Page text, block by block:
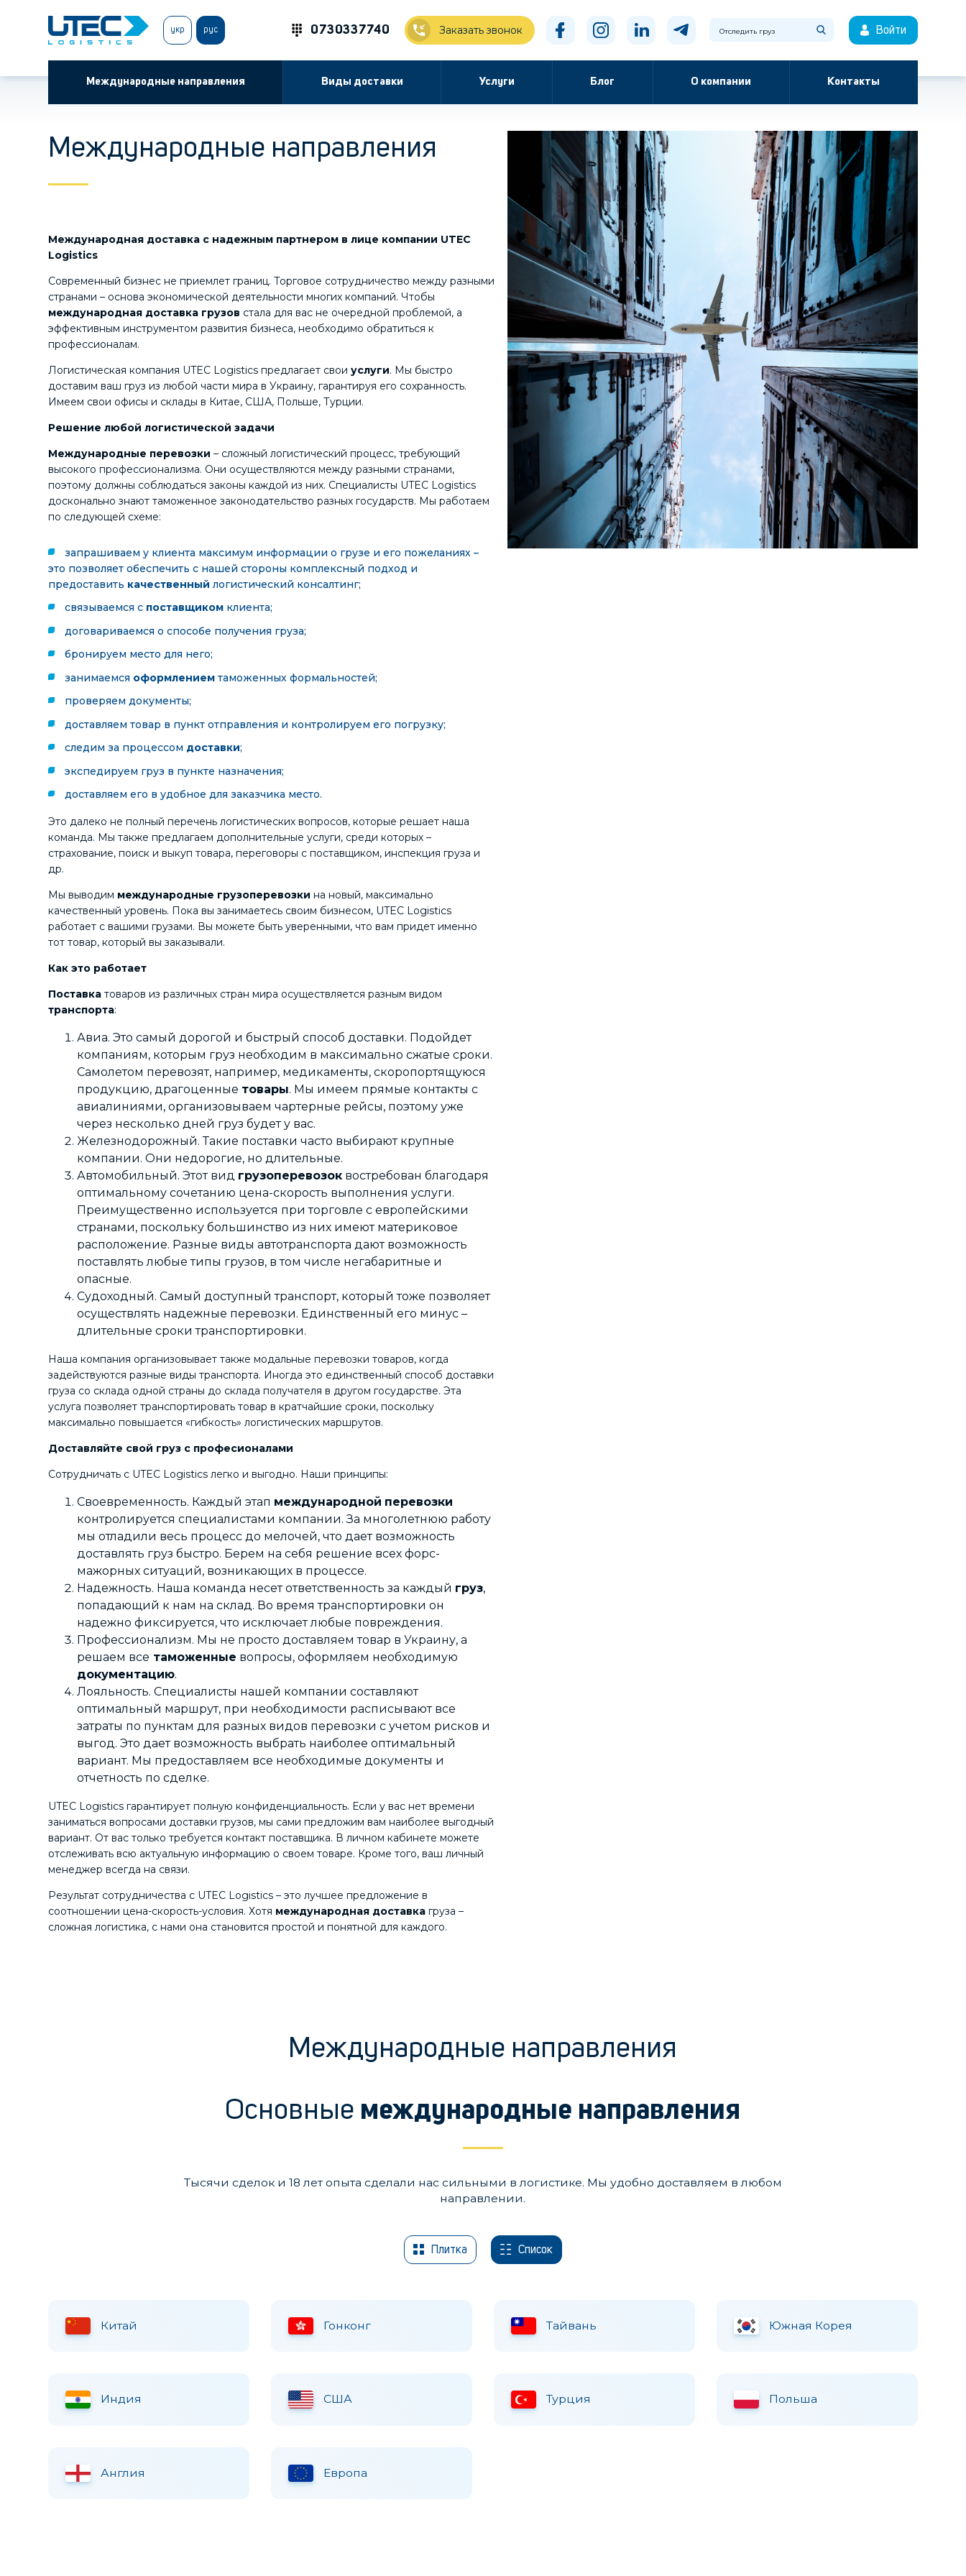
укр рус 0730337740 Заказать звонок Войти
Международные направления Виды доставки Услуги Блог О компании Контакты
Международные направления
Международная доставка с надежным партнером в лице компании UTEC
Logistics
Современный бизнес не приемлет границ. Торговое сотрудничество между разными
странами – основа экономической деятельности многих компаний. Чтобы
международная доставка грузов стала для вас не очередной проблемой, а
эффективным инструментом развития бизнеса, необходимо обратиться к
профессионалам.
Логистическая компания UTEC Logistics предлагает своиуслуги. Мы быстро
доставим ваш груз из любой части мира в Украину, гарантируя его сохранность.
Имеем свои офисы и склады в Китае, США, Польше, Турции.
Решение любой логистической задачи
Международные перевозки – сложный логистический процесс, требующий
высокого профессионализма. Они осуществляются между разными странами,
поэтому должны соблюдаться законы каждой из них. Специалисты UTEC Logistics
досконально знают таможенное законодательство разных государств. Мы работаем
по следующей схеме:
запрашиваем у клиента максимум информации о грузе и его пожеланиях –
это позволяет обеспечить с нашей стороны комплексный подход и
предоставить качественный логистический консалтинг;
связываемся с поставщиком клиента;
договариваемся о способе получения груза;
бронируем место для него;
занимаемся оформлением таможенных формальностей;
проверяем документы;
доставляем товар в пункт отправления и контролируем его погрузку;
следим за процессом доставки;
экспедируем груз в пункте назначения;
доставляем его в удобное для заказчика место.
Это далеко не полный перечень логистических вопросов, которые решает наша
команда. Мы также предлагаем дополнительные услуги, среди которых –
страхование, поиск и выкуп товара, переговоры с поставщиком, инспекция груза и
др.
Мы выводим международные грузоперевозкина новый, максимально
качественный уровень. Пока вы занимаетесь своим бизнесом, UTEC Logistics
работает с вашими грузами. Вы можете быть уверенными, что вам придет именно
тот товар, который вы заказывали.
Как это работает
Поставка товаров из различных стран мира осуществляется разным видом
транспорта:
Авиа. Это самый дорогой и быстрый способ доставки. Подойдет
компаниям, которым груз необходим в максимально сжатые сроки.
Самолетом перевозят, например, медикаменты, скоропортящуюся
продукцию, драгоценные товары. Мы имеем прямые контакты с
авиалиниями, организовываем чартерные рейсы, поэтому уже
через несколько дней груз будет у вас.
Железнодорожный. Такие поставки часто выбирают крупные
компании. Они недорогие, но длительные.
Автомобильный. Этот вид грузоперевозок востребован благодаря
оптимальному сочетанию цена-скорость выполнения услуги.
Преимущественно используется при торговле с европейскими
странами, поскольку большинство из них имеют материковое
расположение. Разные виды автотранспорта дают возможность
поставлять любые типы грузов, в том числе негабаритные и
опасные.
Судоходный. Самый доступный транспорт, который тоже позволяет
осуществлять надежные перевозки. Единственный его минус –
длительные сроки транспортировки.
Наша компания организовывает также модальные перевозки товаров, когда
задействуются разные виды транспорта. Иногда это единственный способ доставки
груза со склада одной страны до склада получателя в другом государстве. Эта
услуга позволяет транспортировать товар в кратчайшие сроки, поскольку
максимально повышается «гибкость» логистических маршрутов.
Доставляйте свой груз с професионалами
Сотрудничать с UTEC Logistics легко и выгодно. Наши принципы:
Своевременность. Каждый этап международной перевозки
контролируется специалистами компании. За многолетнюю работу
мы отладили весь процесс до мелочей, что дает возможность
доставлять груз быстро. Берем на себя решение всех форс-
мажорных ситуаций, возникающих в процессе.
Надежность. Наша команда несет ответственность за каждый груз,
попадающий к нам на склад. Во время транспортировки он
надежно фиксируется, что исключает любые повреждения.
Профессионализм. Мы не просто доставляем товар в Украину, а
решаем все таможенные вопросы, оформляем необходимую
документацию.
Лояльность. Специалисты нашей компании составляют
оптимальный маршрут, при необходимости расписывают все
затраты по пунктам для разных видов перевозки с учетом рисков и
выгод. Это дает возможность выбрать наиболее оптимальный
вариант. Мы предоставляем все необходимые документы и
отчетность по сделке.
UTEC Logistics гарантирует полную конфиденциальность. Если у вас нет времени
заниматься вопросами доставки грузов, мы сами предложим вам наиболее выгодный
вариант. От вас только требуется контакт поставщика. В личном кабинете можете
отслеживать всю актуальную информацию о своем товаре. Кроме того, ваш личный
менеджер всегда на связи.
Результат сотрудничества с UTEC Logistics – это лучшее предложение в
соотношении цена-скорость-условия. Хотя международная доставкагруза –
сложная логистика, с нами она становится простой и понятной для каждого.
Международные направления
Основные международные направления
Тысячи сделок и 18 лет опыта сделали нас сильными в логистике. Мы удобно доставляем в любом
направлении.
Плитка Список
Китай Гонконг Тайвань Южная Корея
Индия США Турция Польша
Англия Европа